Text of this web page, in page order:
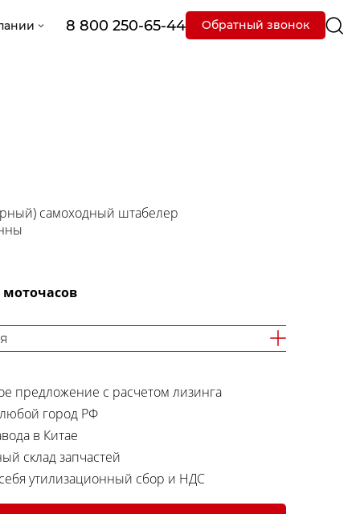
8 800 250-65-44 Обратный звонок
самоходный штабелер
моточасов
предложение с расчетом лизинга
любой город РФ
в Китае
склад запчастей
утилизационный сбор и НДС